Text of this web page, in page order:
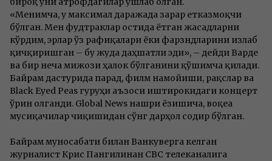
«Менимча, у максимал даражада зарар етказмоқчи
бўлган. Мен фудтраклар остида ётган жасадларни
кўрдим, эрлар ўз рафиқалари ёки фарзндларини излаб
қичқиришган – бу жуда даҳшатли эди», – дейди Варде
ва бир неча мижози ҳалок бўлганини қўшимча қилади.
Байрам дастурида парад, филм намойиши, рақслар ва
Black Eyed Peas гуруҳи аъзоси иштирокидаги концерт
ўрин олганди. Global News нашри ёзишича, воқеа
мусиқачилар чиқишидан сўнг дарҳол содир бўлган.
Байрам муносабати билан Ванкуверга келган
журналист Крис Пангилинан CBC телеканалига